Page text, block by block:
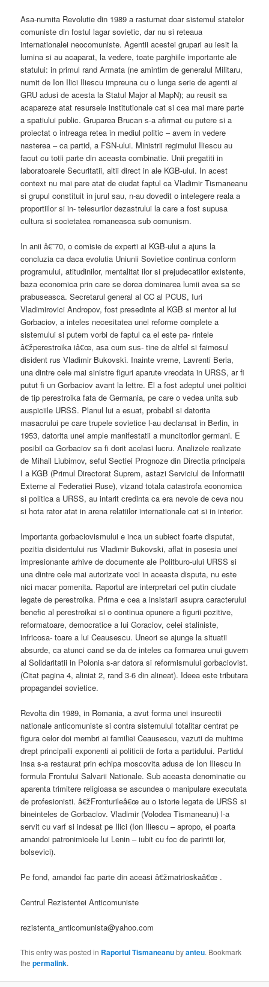
Asa-numita Revolutie din 1989 a rasturnat doar sistemul statelor
comuniste din fostul lagar sovietic, dar nu si reteaua
internationalei neocomuniste. Agentii acestei grupari au iesit la
lumina si au acaparat, la vedere, toate parghiile importante ale
statului: in primul rand Armata (ne amintim de generalul Militaru,
numit de Ion Ilici Iliescu impreuna cu o lunga serie de agenti ai
GRU adusi de acesta la Statul Major al MapN); au reusit sa
acapareze atat resursele institutionale cat si cea mai mare parte
a spatiului public. Gruparea Brucan s-a afirmat cu putere si a
proiectat o intreaga retea in mediul politic – avem in vedere
nasterea – ca partid, a FSN-ului. Ministrii regimului Iliescu au
facut cu totii parte din aceasta combinatie. Unii pregatiti in
laboratoarele Securitatii, altii direct in ale KGB-ului. In acest
context nu mai pare atat de ciudat faptul ca Vladimir Tismaneanu
si grupul constituit in jurul sau, n-au dovedit o intelegere reala a
proportiilor si in- telesurilor dezastrului la care a fost supusa
cultura si societatea romaneasca sub comunism.
In anii â€˜70, o comisie de experti ai KGB-ului a ajuns la
concluzia ca daca evolutia Uniunii Sovietice continua conform
programului, atitudinilor, mentalitat ilor si prejudecatilor existente,
baza economica prin care se dorea dominarea lumii avea sa se
prabuseasca. Secretarul general al CC al PCUS, Iuri
Vladimirovici Andropov, fost presedinte al KGB si mentor al lui
Gorbaciov, a inteles necesitatea unei reforme complete a
sistemului si putem vorbi de faptul ca el este pa- rintele
â€žperestroika iâ€œ, asa cum sus- tine de altfel si faimosul
disident rus Vladimir Bukovski. Inainte vreme, Lavrenti Beria,
una dintre cele mai sinistre figuri aparute vreodata in URSS, ar fi
putut fi un Gorbaciov avant la lettre. El a fost adeptul unei politici
de tip perestroika fata de Germania, pe care o vedea unita sub
auspiciile URSS. Planul lui a esuat, probabil si datorita
masacrului pe care trupele sovietice l-au declansat in Berlin, in
1953, datorita unei ample manifestatii a muncitorilor germani. E
posibil ca Gorbaciov sa fi dorit acelasi lucru. Analizele realizate
de Mihail Liubimov, seful Sectiei Prognoze din Directia principala
I a KGB (Primul Directorat Suprem, astazi Serviciul de Informatii
Externe al Federatiei Ruse), vizand totala catastrofa economica
si politica a URSS, au intarit credinta ca era nevoie de ceva nou
si hota rator atat in arena relatiilor internationale cat si in interior.
Importanta gorbaciovismului e inca un subiect foarte disputat,
pozitia disidentului rus Vladimir Bukovski, aflat in posesia unei
impresionante arhive de documente ale Politburo-ului URSS si
una dintre cele mai autorizate voci in aceasta disputa, nu este
nici macar pomenita. Raportul are interpretari cel putin ciudate
legate de perestroika. Prima e cea a insistarii asupra caracterului
benefic al perestroikai si o continua opunere a figurii pozitive,
reformatoare, democratice a lui Goraciov, celei staliniste,
infricosa- toare a lui Ceausescu. Uneori se ajunge la situatii
absurde, ca atunci cand se da de inteles ca formarea unui guvern
al Solidaritatii in Polonia s-ar datora si reformismului gorbaciovist.
(Citat pagina 4, aliniat 2, rand 3-6 din alineat). Ideea este tributara
propagandei sovietice.
Revolta din 1989, in Romania, a avut forma unei insurectii
nationale anticomuniste si contra sistemului totalitar centrat pe
figura celor doi membri ai familiei Ceausescu, vazuti de multime
drept principalii exponenti ai politicii de forta a partidului. Partidul
insa s-a restaurat prin echipa moscovita adusa de Ion Iliescu in
formula Frontului Salvarii Nationale. Sub aceasta denominatie cu
aparenta trimitere religioasa se ascundea o manipulare executata
de profesionisti. â€žFronturileâ€œ au o istorie legata de URSS si
bineinteles de Gorbaciov. Vladimir (Volodea Tismaneanu) l-a
servit cu varf si indesat pe Ilici (Ion Iliescu – apropo, ei poarta
amandoi patronimicele lui Lenin – iubit cu foc de parintii lor,
bolsevici).
Pe fond, amandoi fac parte din aceasi â€žmatrioskaâ€œ .
Centrul Rezistentei Anticomuniste
rezistenta_anticomunista@yahoo.com
This entry was posted in Raportul Tismaneanubyanteu. Bookmark
thepermalink.